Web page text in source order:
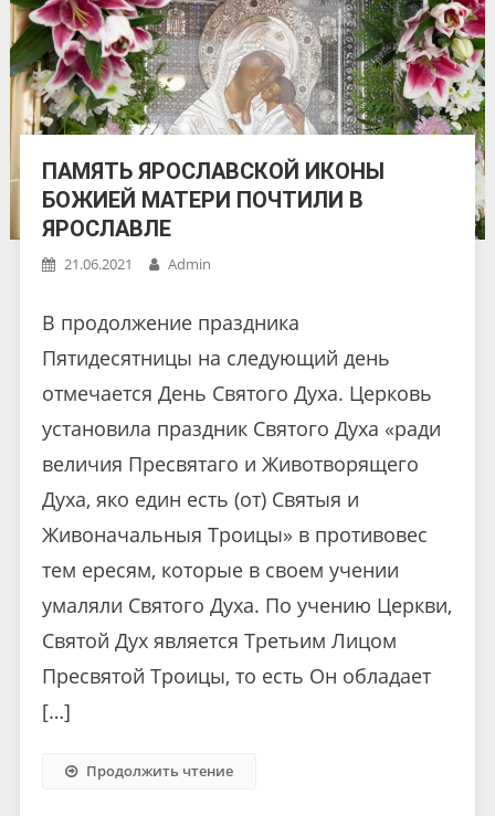
ПАМЯТЬ ЯРОСЛАВСКОЙ ИКОНЫ
БОЖИЕЙ МАТЕРИ ПОЧТИЛИ В
ЯРОСЛАВЛЕ
21.06.2021 Admin
В продолжение праздника
Пятидесятницы на следующий день
отмечается День Святого Духа. Церковь
установила праздник Святого Духа «ради
величия Пресвятаго и Животворящего
Духа, яко един есть (от) Святыя и
Живоначальныя Троицы» в противовес
тем ересям, которые в своем учении
умаляли Святого Духа. По учению Церкви,
Святой Дух является Третьим Лицом
Пресвятой Троицы, то есть Он обладает
[…]
Продолжить чтение